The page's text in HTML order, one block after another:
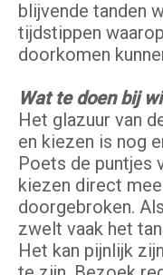
blijvende tanden
tijdstippen
doorkomen
Wat te doen bij
Het glazuur van
en kiezen is nog
Poets de puntjes
kiezen direct
doorgebroken.
zwelt vaak het
Het kan pijnlijk